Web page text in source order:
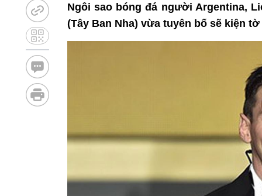
Ngôi sao bóng đá người Argentina,
(Tây Ban Nha) vừa tuyên bố sẽ kiện